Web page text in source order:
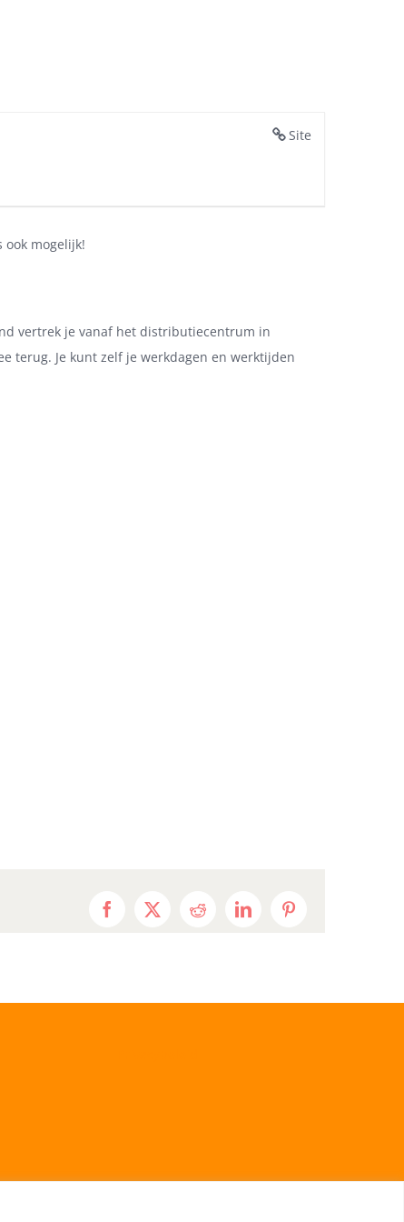
Site
ook mogelijk!
vertrek je vanaf het distributiecentrum in
terug. Je kunt zelf je werkdagen en werktijden
Facebook
X RedditLinkedInPinterest